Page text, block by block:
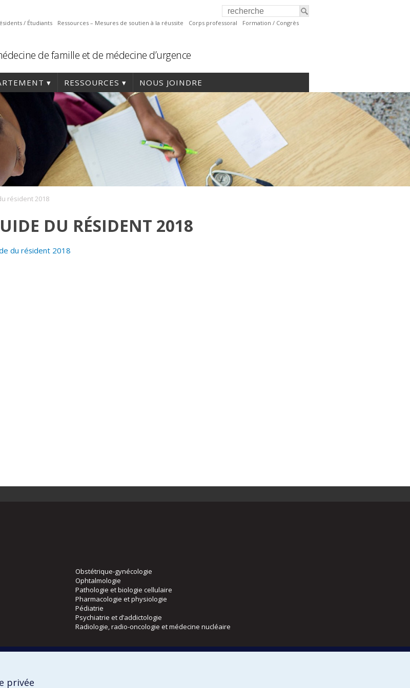
/ Étudiants Ressources – Mesures de soutien à la réussite Corps professoral Formation / Congrès
de famille et de médecine d’urgence
RESSOURCES NOUS JOINDRE
résident 2018
DU RÉSIDENT 2018
du résident 2018
Obstétrique-gynécologie
Ophtalmologie
Pathologie et biologie cellulaire
Pharmacologie et physiologie
Pédiatrie
Psychiatrie et d’addictologie
Radiologie, radio-oncologie et médecine nucléaire
privée